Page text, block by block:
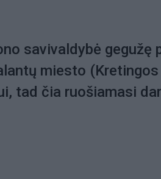
savivaldybė gegužę
miesto (Kretingos
tad čia ruošiamasi